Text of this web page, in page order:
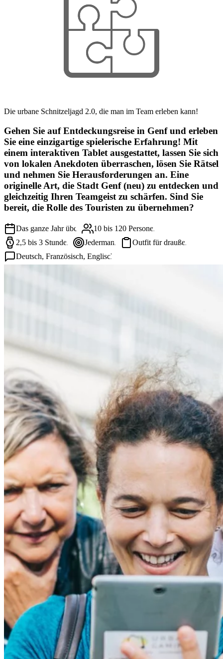
Die urbane Schnitzeljagd 2.0, die man im Team erleben kann!
Gehen Sie auf Entdeckungsreise in Genf und erleben
Sie eine einzigartige spielerische Erfahrung! Mit
einem interaktiven Tablet ausgestattet, lassen Sie sich
von lokalen Anekdoten überraschen, lösen Sie Rätsel
und nehmen Sie Herausforderungen an. Eine
originelle Art, die Stadt Genf (neu) zu entdecken und
gleichzeitig Ihren Teamgeist zu schärfen. Sind Sie
bereit, die Rolle des Touristen zu übernehmen?
Das ganze Jahr über
10 bis 120 Personen
2,5 bis 3 Stunden
Jedermann
Outfit für draußen
Deutsch, Französisch, Englisch